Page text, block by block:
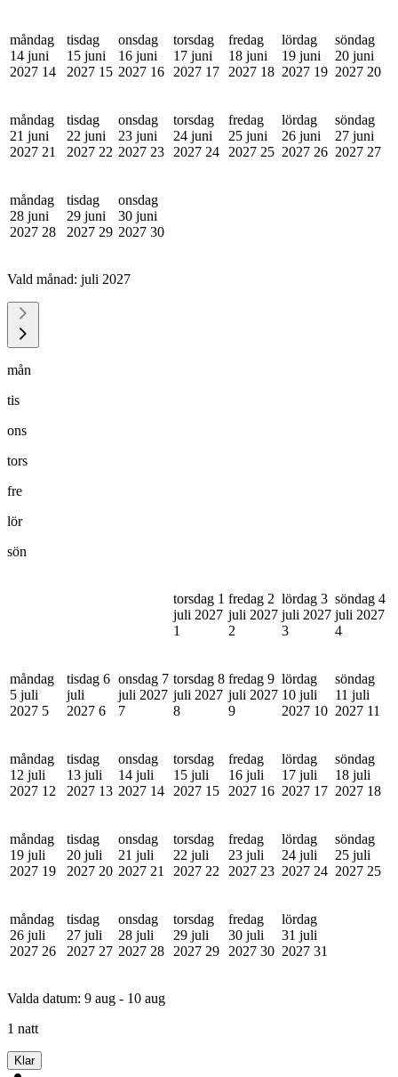
måndag
14 juni
2027 14
tisdag
15 juni
2027 15
onsdag
16 juni
2027 16
torsdag
17 juni
2027 17
fredag
18 juni
2027 18
lördag
19 juni
2027 19
söndag
20 juni
2027 20
måndag
21 juni
2027 21
tisdag
22 juni
2027 22
onsdag
23 juni
2027 23
torsdag
24 juni
2027 24
fredag
25 juni
2027 25
lördag
26 juni
2027 26
söndag
27 juni
2027 27
måndag
28 juni
2027 28
tisdag
29 juni
2027 29
onsdag
30 juni
2027 30
Vald månad: juli 2027
mån
tis
ons
tors
fre
lör
sön
torsdag 1
juli 2027
1
fredag 2
juli 2027
2
lördag 3
juli 2027
3
söndag 4
juli 2027
4
måndag
5 juli
2027 5
tisdag 6
juli
2027 6
onsdag 7
juli 2027
7
torsdag 8
juli 2027
8
fredag 9
juli 2027
9
lördag
10 juli
2027 10
söndag
11 juli
2027 11
måndag
12 juli
2027 12
tisdag
13 juli
2027 13
onsdag
14 juli
2027 14
torsdag
15 juli
2027 15
fredag
16 juli
2027 16
lördag
17 juli
2027 17
söndag
18 juli
2027 18
måndag
19 juli
2027 19
tisdag
20 juli
2027 20
onsdag
21 juli
2027 21
torsdag
22 juli
2027 22
fredag
23 juli
2027 23
lördag
24 juli
2027 24
söndag
25 juli
2027 25
måndag
26 juli
2027 26
tisdag
27 juli
2027 27
onsdag
28 juli
2027 28
torsdag
29 juli
2027 29
fredag
30 juli
2027 30
lördag
31 juli
2027 31
Valda datum: 9 aug - 10 aug
1 natt
Klar